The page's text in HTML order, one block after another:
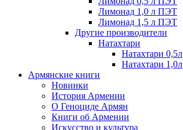
Лимонад 1,0 л ПЭТ
Лимонад 1,5 л ПЭТ
Другие производители
Натахтари
Натахтари 0,5л
Натахтари 1,0л
Армянские книги
Новинки
История Армении
О Геноциде Армян
Книги об Армении
Иcкусство и культура